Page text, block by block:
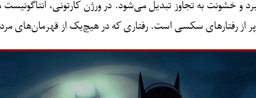
به تجاوز تبدیل می‌شود. در ورژن کارتونی، آنتاگونیست
رفتارهای سکسی است. رفتاری که در هیچ‌یک از قهرمان‌های مرد